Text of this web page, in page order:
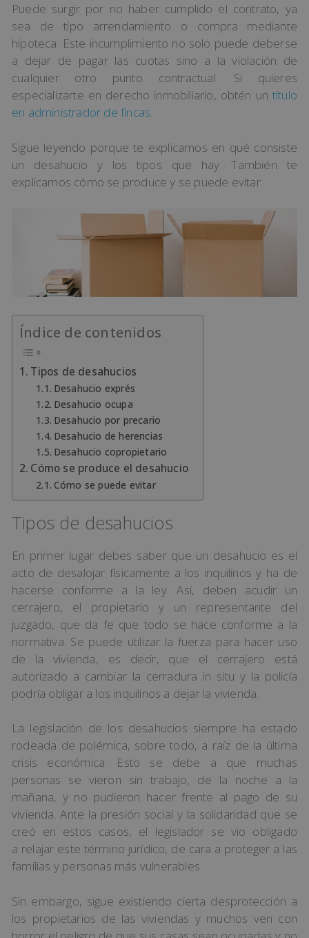
Puede surgir por no haber cumplido el contrato, ya
sea de tipo arrendamiento o compra mediante
hipoteca. Este incumplimiento no solo puede deberse
a dejar de pagar las cuotas sino a la violación de
cualquier otro punto contractual. Si quieres
especializarte en derecho inmobiliario, obtén un título
en administrador de fincas.
Sigue leyendo porque te explicamos en qué consiste
un desahucio y los tipos que hay. También te
explicamos cómo se produce y se puede evitar.
Índice de contenidos
Tipos de desahucios
Desahucio exprés
Desahucio ocupa
Desahucio por precario
Desahucio de herencias
Desahucio copropietario
Cómo se produce el desahucio
Cómo se puede evitar
Tipos de desahucios
En primer lugar debes saber que un desahucio es el
acto de desalojar físicamente a los inquilinos y ha de
hacerse conforme a la ley. Así, deben acudir un
cerrajero, el propietario y un representante del
juzgado, que da fe que todo se hace conforme a la
normativa. Se puede utilizar la fuerza para hacer uso
de la vivienda, es decir, que el cerrajero está
autorizado a cambiar la cerradura in situ y la policía
podría obligar a los inquilinos a dejar la vivienda.
La legislación de los desahucios siempre ha estado
rodeada de polémica, sobre todo, a raíz de la última
crisis económica. Esto se debe a que muchas
personas se vieron sin trabajo, de la noche a la
mañana, y no pudieron hacer frente al pago de su
vivienda. Ante la presión social y la solidaridad que se
creó en estos casos, el legislador se vio obligado
a relajar este término jurídico, de cara a proteger a las
familias y personas más vulnerables.
Sin embargo, sigue existiendo cierta desprotección a
los propietarios de las viviendas y muchos ven con